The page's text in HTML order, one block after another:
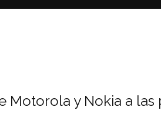
Motorola y Nokia a